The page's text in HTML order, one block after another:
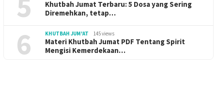
Khutbah Jumat Terbaru: 5 Dosa yang Sering
Diremehkan, tetap…
6 KHUTBAH JUM'AT 145 views
Materi Khutbah Jumat PDF Tentang Spirit
Mengisi Kemerdekaan…